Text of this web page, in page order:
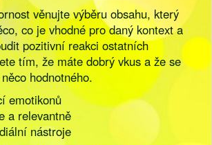
věnujte výběru obsahu, který
co je vhodné pro daný kontext a
pozitivní reakci ostatních
tím, že máte dobrý vkus a že se
hodnotného.
emotikonů
a relevantně
nástroje